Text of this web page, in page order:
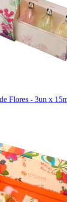
Flores - 3un x